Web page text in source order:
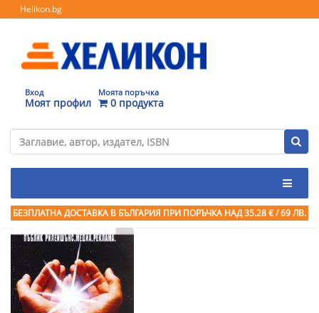
Helikon.bg
Вход
Моят профил
Моята поръчка
0 продукта
БЕЗПЛАТНА ДОСТАВКА В БЪЛГАРИЯ ПРИ ПОРЪЧКА НАД 35.28 € / 69 ЛВ.